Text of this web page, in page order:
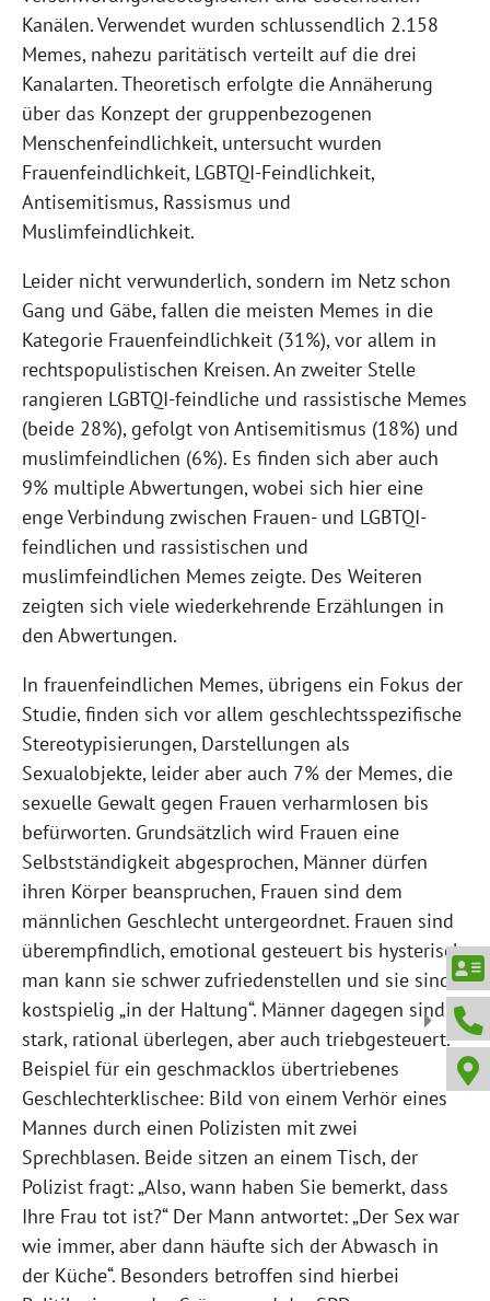
Kanälen. Verwendet wurden schlussendlich 2.158
Memes, nahezu paritätisch verteilt auf die drei
Kanalarten. Theoretisch erfolgte die Annäherung
über das Konzept der gruppenbezogenen
Menschenfeindlichkeit, untersucht wurden
Frauenfeindlichkeit, LGBTQI-Feindlichkeit,
Antisemitismus, Rassismus und
Muslimfeindlichkeit.
Leider nicht verwunderlich, sondern im Netz schon
Gang und Gäbe, fallen die meisten Memes in die
Kategorie Frauenfeindlichkeit (31%), vor allem in
rechtspopulistischen Kreisen. An zweiter Stelle
rangieren LGBTQI-feindliche und rassistische Memes
(beide 28%), gefolgt von Antisemitismus (18%) und
muslimfeindlichen (6%). Es finden sich aber auch
9% multiple Abwertungen, wobei sich hier eine
enge Verbindung zwischen Frauen- und LGBTQI-
feindlichen und rassistischen und
muslimfeindlichen Memes zeigte. Des Weiteren
zeigten sich viele wiederkehrende Erzählungen in
den Abwertungen.
In frauenfeindlichen Memes, übrigens ein Fokus der
Studie, finden sich vor allem geschlechtsspezifische
Stereotypisierungen, Darstellungen als
Sexualobjekte, leider aber auch 7% der Memes, die
sexuelle Gewalt gegen Frauen verharmlosen bis
befürworten. Grundsätzlich wird Frauen eine
Selbstständigkeit abgesprochen, Männer dürfen
ihren Körper beanspruchen, Frauen sind dem
männlichen Geschlecht untergeordnet. Frauen sind
überempfindlich, emotional gesteuert bis hysterisch,
man kann sie schwer zufriedenstellen und sie sind
kostspielig „in der Haltung“. Männer dagegen sind
stark, rational überlegen, aber auch triebgesteuert.
Beispiel für ein geschmacklos übertriebenes
Geschlechterklischee: Bild von einem Verhör eines
Mannes durch einen Polizisten mit zwei
Sprechblasen. Beide sitzen an einem Tisch, der
Polizist fragt: „Also, wann haben Sie bemerkt, dass
Ihre Frau tot ist?“ Der Mann antwortet: „Der Sex war
wie immer, aber dann häufte sich der Abwasch in
der Küche“. Besonders betroffen sind hierbei